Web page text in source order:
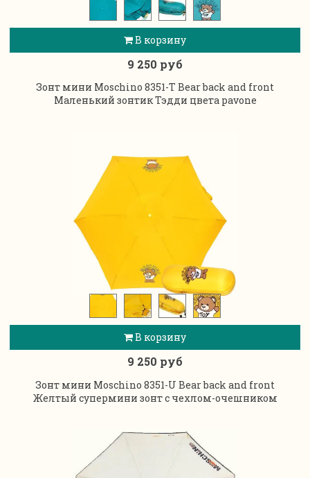
В корзину
9 250 руб
Зонт мини Moschino 8351-T Bear back and front
Маленький зонтик Тэдди цвета pavone
В корзину
9 250 руб
Зонт мини Moschino 8351-U Bear back and front
Желтый супермини зонт с чехлом-очешником